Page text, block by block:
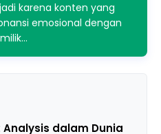
karena konten yang
emosional dengan
dalam Dunia